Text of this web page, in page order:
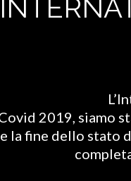
2019, siamo
la fine dello stato